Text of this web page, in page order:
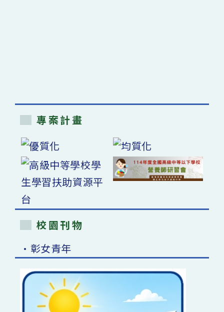
專案計畫
校園刊物
•彰女青年